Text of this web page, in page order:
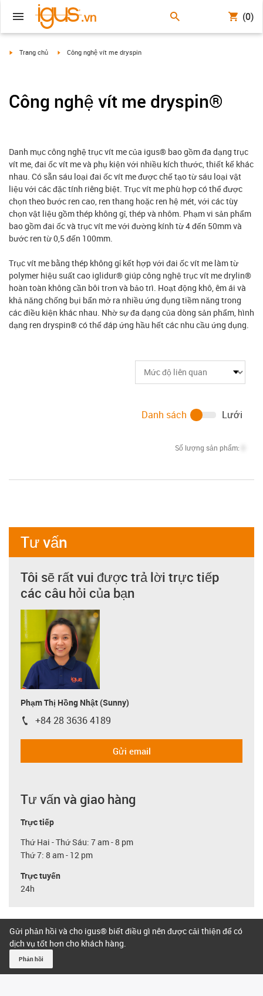
(0)
igus-icon-arrow-right
Trang chủ igus-icon-arrow-right
Công nghệ vít me dryspin
Công nghệ vít me dryspin®
Danh mục công nghệ trục vít me của igus® bao gồm đa dạng trục
vít me, đai ốc vít me và phụ kiện với nhiều kích thước, thiết kế khác
nhau. Có sẵn sáu loại đai ốc vít me được chế tạo từ sáu loại vật
liệu với các đặc tính riêng biệt. Trục vít me phù hợp có thể được
chọn theo bước ren cao, ren thang hoặc ren hệ mét, với các tùy
chọn vật liệu gồm thép không gỉ, thép và nhôm. Phạm vi sản phẩm
bao gồm đai ốc và trục vít me với đường kính từ 4 đến 50mm và
bước ren từ 0,5 đến 100mm.
Trục vít me bằng thép không gỉ kết hợp với đai ốc vít me làm từ
polymer hiệu suất cao iglidur® giúp công nghệ trục vít me drylin®
hoàn toàn không cần bôi trơn và bảo trì. Hoạt động khô, êm ái và
khả năng chống bụi bẩn mở ra nhiều ứng dụng tiềm năng trong
các điều kiện khác nhau. Nhờ sự đa dạng của dòng sản phẩm, hình
dạng ren dryspin® có thể đáp ứng hầu hết các nhu cầu ứng dụng.
Số lượng sản phẩm:
Danh sách Lưới
Tư vấn
Tôi sẽ rất vui được trả lời trực tiếp
các câu hỏi của bạn
Phạm Thị Hồng Nhật (Sunny)
igus-icon-phone
+84 28 3636 4189
Gửi email
Tư vấn và giao hàng
Trực tiếp
Thứ Hai - Thứ Sáu: 7 am - 8 pm
Thứ 7: 8 am - 12 pm
Trực tuyến
24h
Gửi phản hồi và cho igus® biết điều gì nên được cải thiện để có
dịch vụ tốt hơn cho khách hàng.
Phản hồi